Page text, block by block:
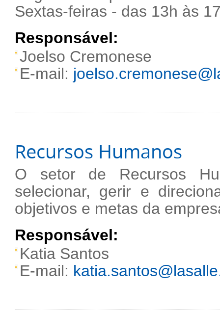
Sextas-feiras - das 13h às
Responsável:
Joelso Cremonese
E-mail:
Recursos Humanos
O setor de Recursos
selecionar, gerir e
objetivos e metas da
Responsável:
Katia Santos
E-mail: